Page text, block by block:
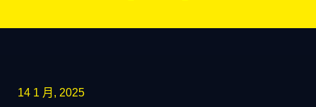
14 1 月, 2025